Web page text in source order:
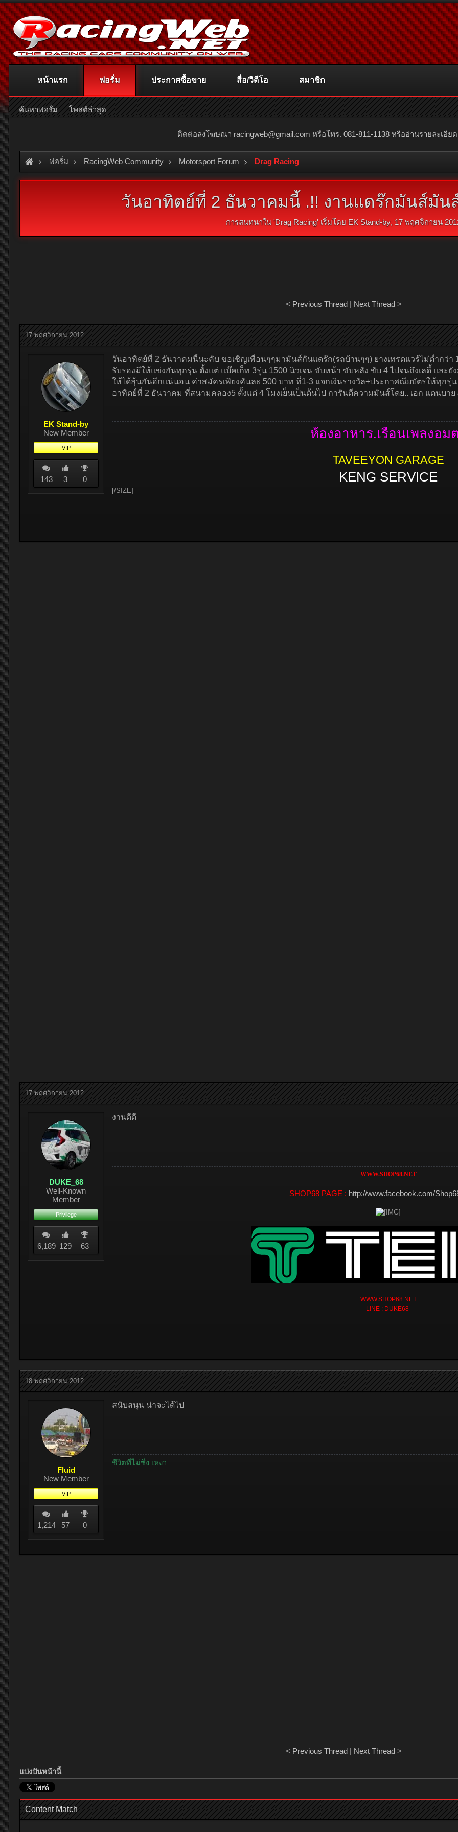
ติดต่อลงโฆษณา racingweb@gmail.com หรือโทร. 081-811-1138 หรืออ่านรายละเอีย
ฟอรั่ม RacingWeb Community Motorsport Forum Drag Racing
วันอาทิตย์ที่ 2 ธันวาคมนี้ .!! งานแดร๊กมันส์มัน
การสนทนาใน 'Drag Racing' เริ่มโดย EK Stand-by, 17 พฤศจิกายน
< Previous Thread| Next Thread>
17 พฤศจิกายน 2012
EK Stand-by
New Member
VIP
143 3 0
วันอาทิตย์ที่ 2 ธันวาคมนี้นะคับ ขอเชิญเพื่อนๆๆมามันส์กันแดร๊ก(รถบ้านๆๆ) ยางเทรดแวร์ไม่ต่ำกว่า
รับรองมีให้แข่งกันทุกรุ่น ตั้งแต่ แบ๊คเก็ท 3รุ่น 1500 นิวเจน ขับหน้า ขับหลัง ขับ 4 ไปจนถึงเลดี้ และยั
ให้ได้ลุ้นกันอีกแน่นอน ค่าสมัครเพึยงคันละ 500 บาท ที่1-3 แจกเงินรางวัล+ประกาศณียบัตรให้ทุกรุ่
อาทิตย์ที่ 2 ธันวาคม ที่สนามคลอง5 ตั้งแต่ 4 โมงเย็นเป็นต้นไป การันตีความมันส์โดย.. เอก แตนบาย
ห้องอาหาร.เรือนเพลงอม
TAVEEYON GARAGE
KENG SERVICE
[/SIZE]
17 พฤศจิกายน 2012
DUKE_68
Well-Known
Member
Privilege
6,189 129 63
งานดีดี
WWW.SHOP68.NET
SHOP68 PAGE : http://www.facebook.com/
WWW.SHOP68.NET
LINE : DUKE68
18 พฤศจิกายน 2012
Fluid
New Member
VIP
1,214 57 0
สนับสนุน น่าจะได้ไป
ชีวิตที่ไม่ซิ่ง เหงา
< Previous Thread| Next Thread>
แบ่งปันหน้านี้
Content Match
หน้าแรก ฟอรั่ม
ค้นหาฟอรั่ม โพสต์ล่าสุด
ประกาศซื้อขาย สื่อ/วิดีโอ สมาชิก